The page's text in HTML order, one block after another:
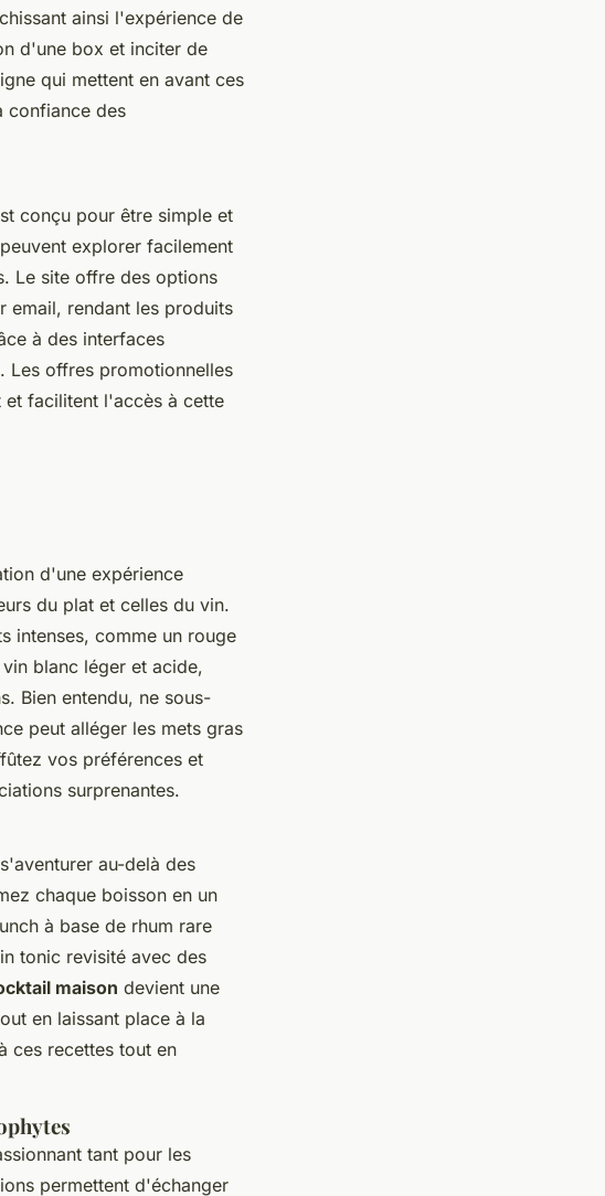
ainsi l'expérience de
d'une box et inciter de
qui mettent en avant ces
confiance des
conçu pour être simple et
explorer facilement
Le site offre des options
email, rendant les produits
à des interfaces
Les offres promotionnelles
facilitent l'accès à cette
d'une expérience
du plat et celles du vin.
intenses, comme un rouge
blanc léger et acide,
Bien entendu, ne sous-
peut alléger les mets gras
vos préférences et
surprenantes.
au-delà des
chaque boisson en un
à base de rhum rare
tonic revisité avec des
maison devient une
en laissant place à la
ces recettes tout en
tant pour les
permettent d'échanger